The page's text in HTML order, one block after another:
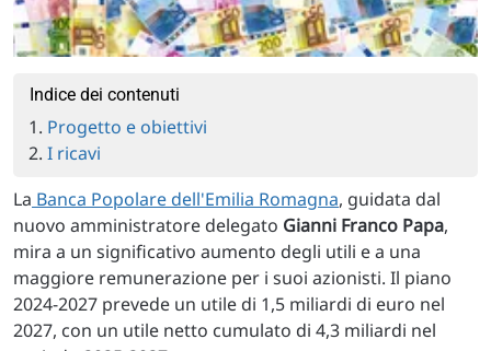
Indice dei contenuti
Progetto e obiettivi
I ricavi
La Banca Popolare dell'Emilia Romagna, guidata dal
nuovo amministratore delegato Gianni Franco Papa,
mira a un significativo aumento degli utili e a una
maggiore remunerazione per i suoi azionisti. Il piano
2024-2027 prevede un utile di 1,5 miliardi di euro nel
2027, con un utile netto cumulato di 4,3 miliardi nel